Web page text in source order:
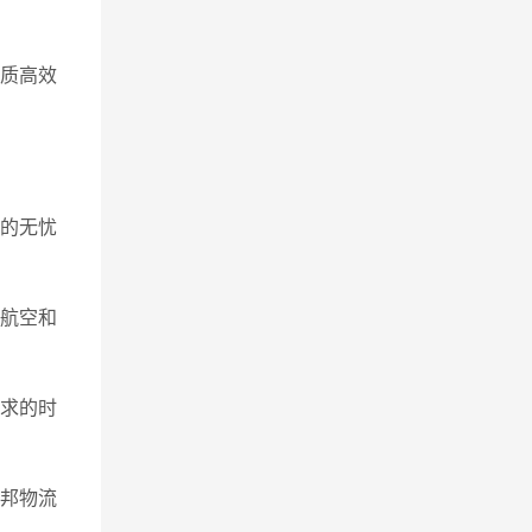
高效
无忧
空和
的时
物流